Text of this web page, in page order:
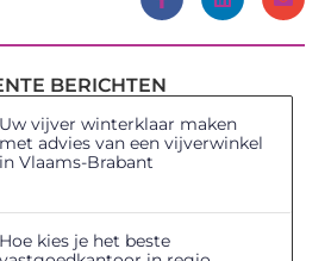
BERICHTEN
Uw vijver winterklaar maken
met advies van een vijverwinkel
in Vlaams-Brabant
Hoe kies je het beste